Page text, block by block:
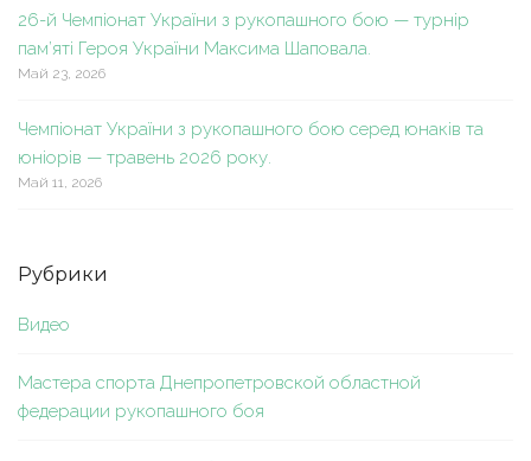
26-й Чемпіонат України з рукопашного бою — турнір
пам’яті Героя України Максима Шаповала.
Май 23, 2026
Чемпіонат України з рукопашного бою серед юнаків та
юніорів — травень 2026 року.
Май 11, 2026
Рубрики
Видео
Мастера спорта Днепропетровской областной
федерации рукопашного боя